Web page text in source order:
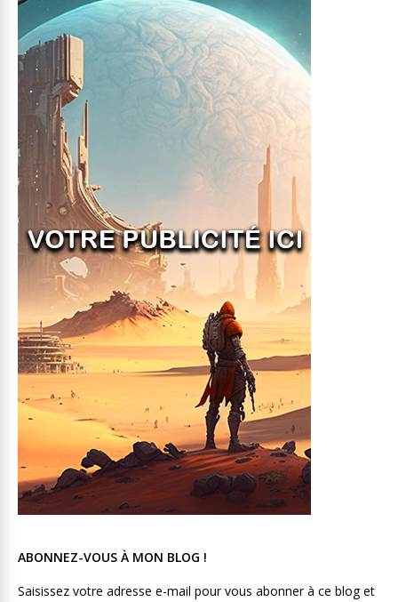
ABONNEZ-VOUS À MON BLOG !
Saisissez votre adresse e-mail pour vous abonner à ce blog et